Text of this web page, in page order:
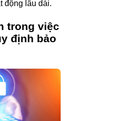
động lâu dài.
trong việc
định bảo